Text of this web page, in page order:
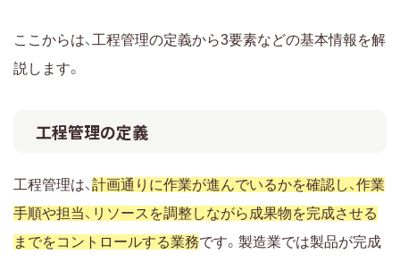
すめ
複数プロジェクトの工程を横断的に管理できる
工程管理に関するよくある質問
工程管理と施工管理は何が違いますか
工程管理に資格は必要ですか
ここからは、工程管理の定義から3要素などの基本情報を解
説します。
工程管理の定義
工程管理は、 計画通りに作業が進んでいるかを確認し、作業
手順や担当、リソースを調整しながら成果物を完成させる
までをコントロールする業務です。製造業では製品が完成